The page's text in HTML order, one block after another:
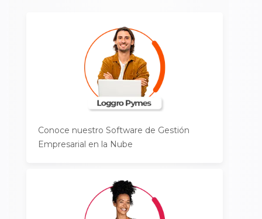
Conoce nuestro Software de Gestión
Empresarial en la Nube